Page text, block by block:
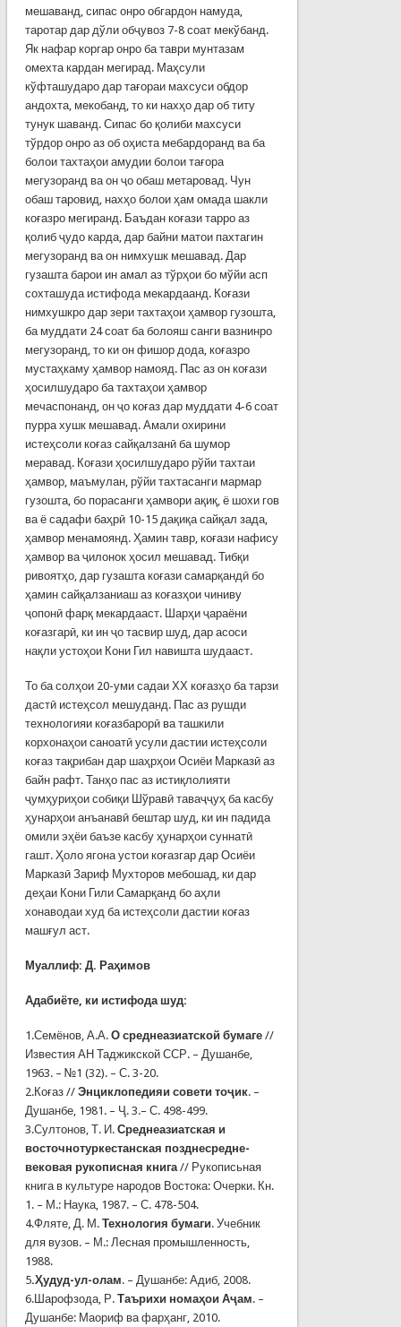
мешаванд, сипас онро обгардон намуда,
таротар дар дўли обҷувоз 7-8 соат мекўбанд.
Як нафар коргар онро ба таври мунтазам
омехта кардан мегирад. Маҳсули
кўфташударо дар тағораи махсуси обдор
андохта, мекобанд, то ки нахҳо дар об титу
тунук шаванд. Сипас бо қолиби махсуси
тўрдор онро аз об оҳиста мебардоранд ва ба
болои тахтаҳои амудии болои тағора
мегузоранд ва он ҷо обаш метаровад. Чун
обаш таровид, нахҳо болои ҳам омада шакли
коғазро мегиранд. Баъдан коғази тарро аз
қолиб ҷудо карда, дар байни матои пах­тагин
мегузоранд ва он нимхушк мешавад. Дар
гузашта барои ин амал аз тўрҳои бо мўйи асп
сохташуда истифода мекардаанд. Коғази
нимхушкро дар зери тахтаҳои ҳамвор гузошта,
ба муддати 24 соат ба болояш санги вазнин­ро
мегузоранд, то ки он фишор дода, коғазро
мустаҳкаму ҳамвор намояд. Пас аз он коғази
ҳосилшударо ба тахтаҳои ҳамвор
мечаспонанд, он ҷо коғаз дар муддати 4-6 соат
пурра хушк мешавад. Амали охирини
истеҳсоли коғаз сайқалзанӣ ба шумор
меравад. Коғази ҳосилшударо рўйи тахтаи
ҳамвор, маъ­мулан, рўйи тахтасанги мармар
гузошта, бо порасанги ҳамвори ақиқ, ё шохи гов
ва ё садафи баҳрӣ 10-15 дақиқа сайқал зада,
ҳамвор менамоянд. Ҳамин тавр, коғази нафису
ҳамвор ва ҷилонок ҳосил мешавад. Тибқи
ривоятҳо, дар гузашта коғази самарқандӣ бо
ҳамин сайқалзаниаш аз коғазҳои чиниву
ҷопонӣ фарқ мекардааст. Шарҳи ҷараёни
коғазгарӣ, ки ин ҷо тасвир шуд, дар асоси
нақли устоҳои Кони Гил навишта шудааст.
То ба солҳои 20-уми садаи ХХ коғазҳо ба тарзи
дастӣ истеҳсол мешуданд. Пас аз рушди
технологияи коғазбарорӣ ва ташкили
корхонаҳои саноатӣ усули дастии истеҳсоли
коғаз тақрибан дар шаҳрҳои Осиёи Марказӣ аз
байн рафт. Танҳо пас аз истиқлолияти
ҷумҳуриҳои собиқи Шўравӣ таваҷҷуҳ ба касбу
ҳунарҳои анъанавӣ бештар шуд, ки ин падида
омили эҳёи баъзе касбу ҳунарҳои суннатӣ
гашт. Ҳоло ягона устои коғазгар дар Осиёи
Марказӣ Зариф Мухто­ров мебошад, ки дар
деҳаи Кони Гили Самарқанд бо аҳли
хонаводаи худ ба истеҳсоли дастии коғаз
машғул аст.
Муаллиф: Д. Раҳимов
Адабиёте, ки истифода шуд:
1.Семёнов, А.А. О среднеазиатской бумаге//
Известия АН Таджикской ССР. – Душанбе,
1963. – №1 (32). – С. 3-20.
2.Коғаз // Энциклопедияи совети тоҷик. –
Душанбе, 1981. – Ҷ. 3.– С. 498-499.
3.Султонов, Т. И. Среднеазиатская и
восточнотуркестанская позднесредне­
вековая рукописная книга// Рукописьная
книга в культуре народов Востока: Очерки. Кн.
1. – М.: Наука, 1987. – С. 478-504.
4.Фляте, Д. М. Технология бумаги. Учебник
для вузов. – М.: Лесная про­мышленность,
1988.
5.Ҳудуд-ул-олам. – Душанбе: Адиб, 2008.
6.Шарофзода, Р. Таърихи номаҳои Аҷам. –
Душанбе: Маориф ва фарҳанг, 2010.